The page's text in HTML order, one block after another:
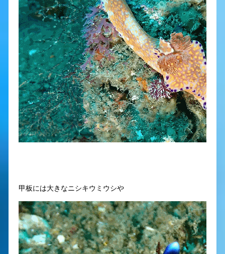
甲板には大きなニシキウミウシや